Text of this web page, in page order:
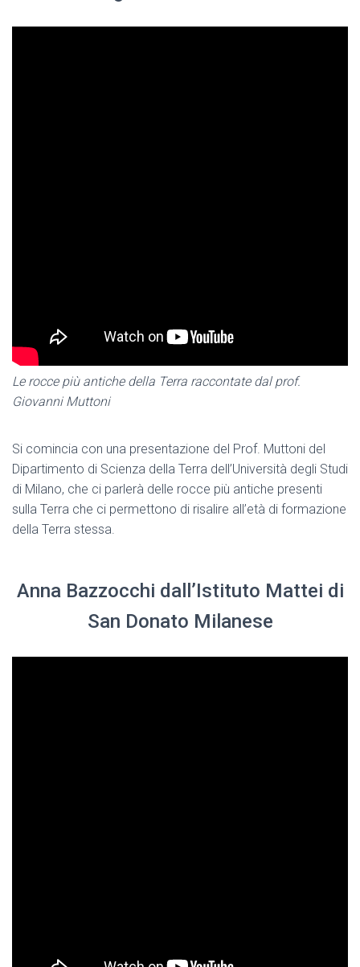
Le rocce più antiche della Terra raccontate dal prof.
Giovanni Muttoni
Si comincia con una presentazione del Prof. Muttoni del
Dipartimento di Scienza della Terra dell’Università degli Studi
di Milano, che ci parlerà delle rocce più antiche presenti
sulla Terra che ci permettono di risalire all’età di formazione
della Terra stessa.
Anna Bazzocchi dall’Istituto Mattei di
San Donato Milanese